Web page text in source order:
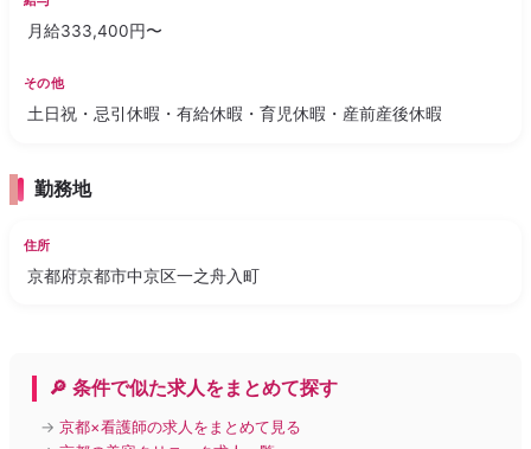
月給333,400円〜
その他
土日祝・忌引休暇・有給休暇・育児休暇・産前産後休暇
勤務地
住所
京都府京都市中京区一之舟入町
🔎 条件で似た求人をまとめて探す
→京都×看護師の求人をまとめて見る